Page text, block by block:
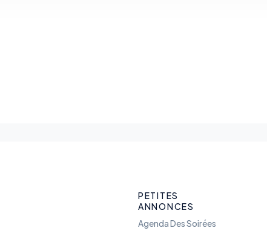
PETITES
ANNONCES
Agenda Des Soirées